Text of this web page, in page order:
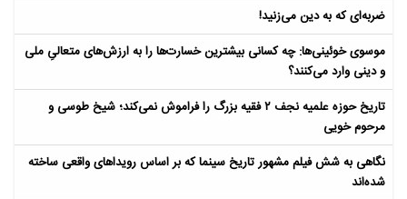
ضربه‌ای که به دین می‌زنید!
موسوی خوئینی‌ها: چه کسانی بیشترین خسارت‌ها را به ارزش‌های متعالیِ ملی
و دینی وارد می‌کنند؟
تاریخ حوزه علمیه نجف ۲ فقیه بزرگ را فراموش نمی‌کند؛ شیخ طوسی و
مرحوم خویی
نگاهی به شش فیلم مشهور تاریخ سینما که بر اساس رویداهای واقعی ساخته
شده‌اند